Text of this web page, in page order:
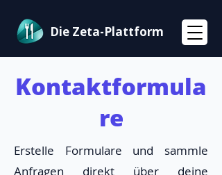
Die Zeta-Plattform
Kontaktformula
re
Erstelle Formulare und sammle
Anfragen direkt über deine